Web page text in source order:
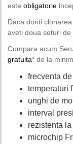
este obligatorie
Daca doriti
aveti doua seturi de
Cumpara acum
gratuita* de la
frecventa
temperaturi
unghi de
interval
rezistenta
microchip